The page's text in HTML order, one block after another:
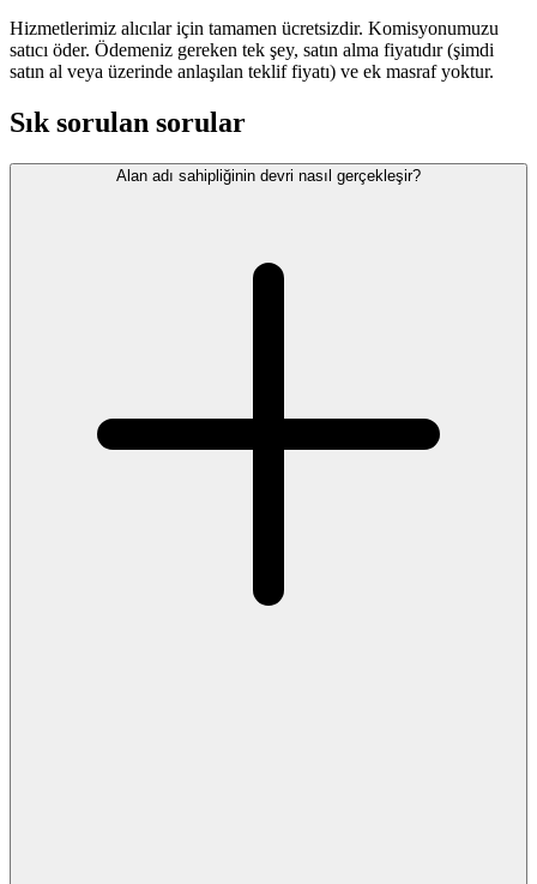
Hizmetlerimiz alıcılar için tamamen ücretsizdir. Komisyonumuzu
satıcı öder. Ödemeniz gereken tek şey, satın alma fiyatıdır (şimdi
satın al veya üzerinde anlaşılan teklif fiyatı) ve ek masraf yoktur.
Sık sorulan sorular
Alan adı sahipliğinin devri nasıl gerçekleşir?